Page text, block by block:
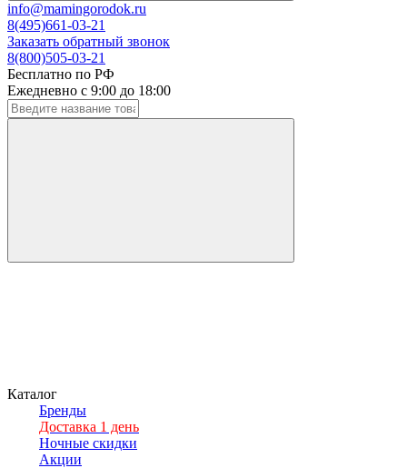
info@mamingorodok.ru
8(495)661-03-21
Заказать обратный звонок
8(800)505-03-21
Бесплатно по РФ
Ежедневно с 9:00 до 18:00
Каталог
Бренды
Доставка 1 день
Ночные скидки
Акции